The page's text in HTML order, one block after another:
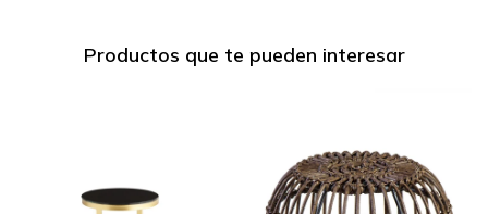
Productos que te pueden interesar